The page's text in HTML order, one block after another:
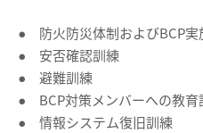
● 防火防災体制およびBCP実
● 安否確認訓練
● 避難訓練
● BCP対策メンバーへの教育
● 情報システム復旧訓練